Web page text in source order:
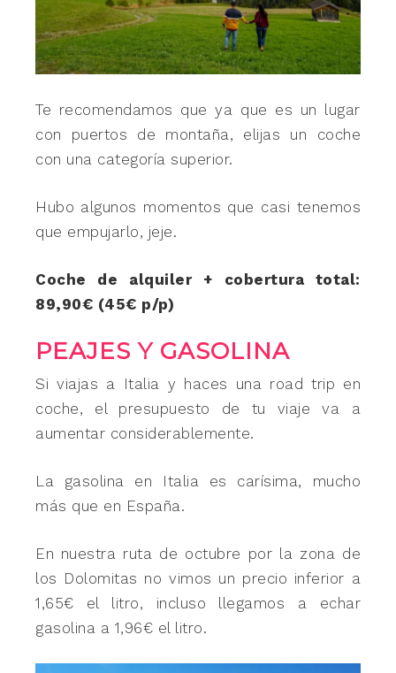
Te recomendamos que ya que es un lugar
con puertos de montaña, elijas un coche
con una categoría superior.
Hubo algunos momentos que casi tenemos
que empujarlo, jeje.
Coche de alquiler + cobertura total:
89,90€ (45€ p/p)
PEAJES Y GASOLINA
Si viajas a Italia y haces una road trip en
coche, el presupuesto de tu viaje va a
aumentar considerablemente.
La gasolina en Italia es carísima, mucho
más que en España.
En nuestra ruta de octubre por la zona de
los Dolomitas no vimos un precio inferior a
1,65€ el litro, incluso llegamos a echar
gasolina a 1,96€ el litro.